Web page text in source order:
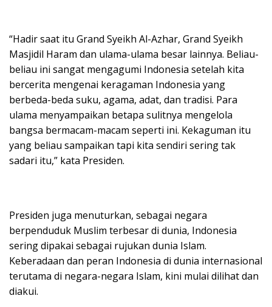
“Hadir saat itu Grand Syeikh Al-Azhar, Grand Syeikh
Masjidil Haram dan ulama-ulama besar lainnya. Beliau-
beliau ini sangat mengagumi Indonesia setelah kita
bercerita mengenai keragaman Indonesia yang
berbeda-beda suku, agama, adat, dan tradisi. Para
ulama menyampaikan betapa sulitnya mengelola
bangsa bermacam-macam seperti ini. Kekaguman itu
yang beliau sampaikan tapi kita sendiri sering tak
sadari itu,” kata Presiden.
Presiden juga menuturkan, sebagai negara
berpenduduk Muslim terbesar di dunia, Indonesia
sering dipakai sebagai rujukan dunia Islam.
Keberadaan dan peran Indonesia di dunia internasional
terutama di negara-negara Islam, kini mulai dilihat dan
diakui.